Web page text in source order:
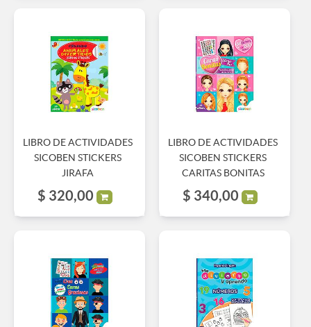
LIBRO DE ACTIVIDADES
SICOBEN STICKERS
JIRAFA
$ 320,00
LIBRO DE ACTIVIDADES
SICOBEN STICKERS
CARITAS BONITAS
$ 340,00